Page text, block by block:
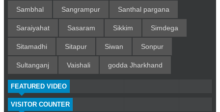
Sambhal Sangrampur Santhal pargana
Saraiyahat Sasaram Sikkim Simdega
Sitamadhi Sitapur Siwan Sonpur
Sultanganj Vaishali godda Jharkhand
FEATURED VIDEO
VISITOR COUNTER